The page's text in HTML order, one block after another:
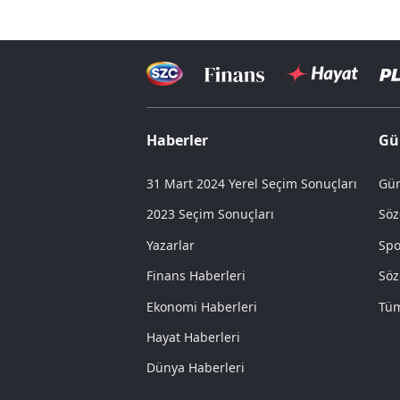
Haberler
31 Mart 2024 Yerel Seçim Sonuçları
2023 Seçim Sonuçları
Yazarlar
Finans Haberleri
Ekonomi Haberleri
Hayat Haberleri
Dünya Haberleri